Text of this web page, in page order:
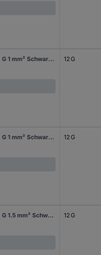
LAPP ÖLFLEX® TRAY II CY Steuerleitung 12 G 1 mm² Schwarz 2218120/610 610 m 12 G
LAPP ÖLFLEX® TRAY II CY Steuerleitung 12 G 1 mm² Schwarz 2218120/76 76 m 12 G
LAPP ÖLFLEX® TRAY II CY Steuerleitung 12 G 1.5 mm² Schwarz 2216120/152 152 m 12 G